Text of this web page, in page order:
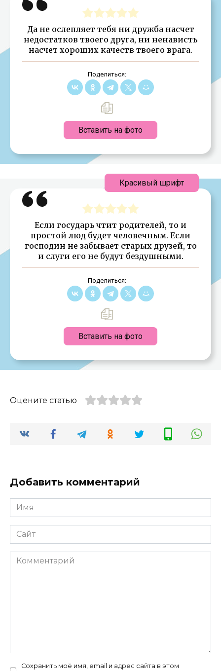
Да не ослепляет тебя ни дружба насчет
недостатков твоего друга, ни ненависть
насчет хороших качеств твоего врага.
Поделиться:
Вставить на фото
Если государь чтит родителей, то и
простой люд будет человечным. Если
господин не забывает старых друзей, то
и слуги его не будут бездушными.
Поделиться:
Вставить на фото
Красивый шрифт
Оцените статью
Добавить комментарий
Имя
*
Сайт
Комментарий
Сохранить моё имя, email и адрес сайта в этом